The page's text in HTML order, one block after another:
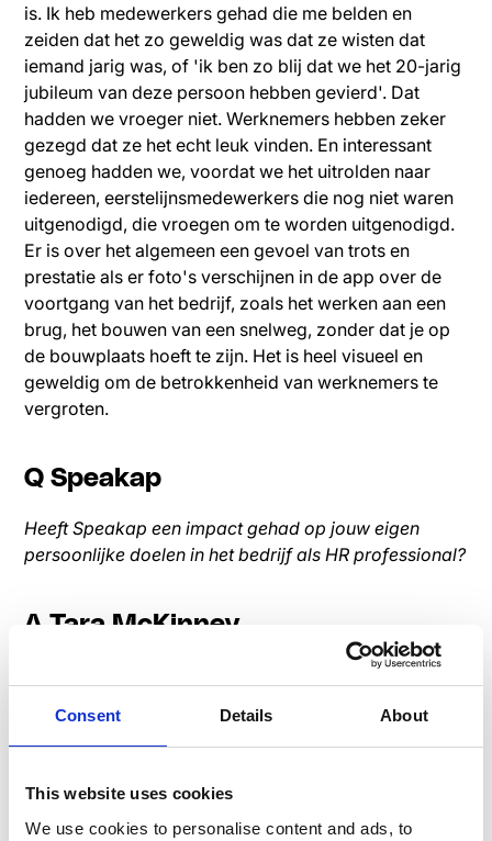
Consent Details About
This website uses cookies
We use cookies to personalise content and ads, to
is. Ik heb medewerkers gehad die me belden en
zeiden dat het zo geweldig was dat ze wisten dat
iemand jarig was, of 'ik ben zo blij dat we het 20-jarig
jubileum van deze persoon hebben gevierd'. Dat
hadden we vroeger niet. Werknemers hebben zeker
gezegd dat ze het echt leuk vinden. En interessant
genoeg hadden we, voordat we het uitrolden naar
iedereen, eerstelijnsmedewerkers die nog niet waren
uitgenodigd, die vroegen om te worden uitgenodigd.
Er is over het algemeen een gevoel van trots en
prestatie als er foto's verschijnen in de app over de
voortgang van het bedrijf, zoals het werken aan een
brug, het bouwen van een snelweg, zonder dat je op
de bouwplaats hoeft te zijn. Het is heel visueel en
geweldig om de betrokkenheid van werknemers te
vergroten.
Q Speakap
Heeft Speakap een impact gehad op jouw eigen
persoonlijke doelen in het bedrijf als HR professional?
A Tara McKinney
Nou en of. De mogelijkheid om eerstelijnspersoneel te
leuke en boeiende manier, heeft mijn werk een stuk
makkelijker gemaakt. Als ik bijvoorbeeld informatie
naar de werknemers moet sturen, lezen ze die
misschien pas over een paar weken. Maar omdat ik